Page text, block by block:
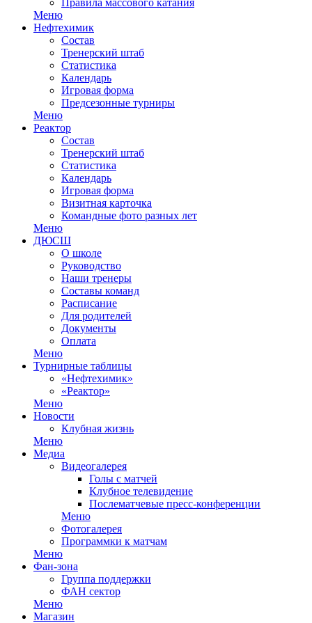
Правила массового катания
Меню
Нефтехимик
Состав
Тренерский штаб
Статистика
Календарь
Игровая форма
Предсезонные турниры
Меню
Реактор
Состав
Тренерский штаб
Статистика
Календарь
Игровая форма
Визитная карточка
Командные фото разных лет
Меню
ДЮСШ
О школе
Руководство
Наши тренеры
Составы команд
Расписание
Для родителей
Документы
Оплата
Меню
Турнирные таблицы
«Нефтехимик»
«Реактор»
Меню
Новости
Клубная жизнь
Меню
Медиа
Видеогалерея
Голы с матчей
Клубное телевидение
Послематчевые пресс-конференции
Меню
Фотогалерея
Программки к матчам
Меню
Фан-зона
Группа поддержки
ФАН сектор
Меню
Магазин